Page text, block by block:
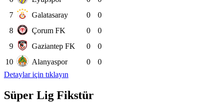
7
Galatasaray 0
0
8
Çorum FK 0
0
9
Gaziantep FK 0
0
10
Alanyaspor 0
0
Detaylar için tıklayın
Süper Lig Fikstür